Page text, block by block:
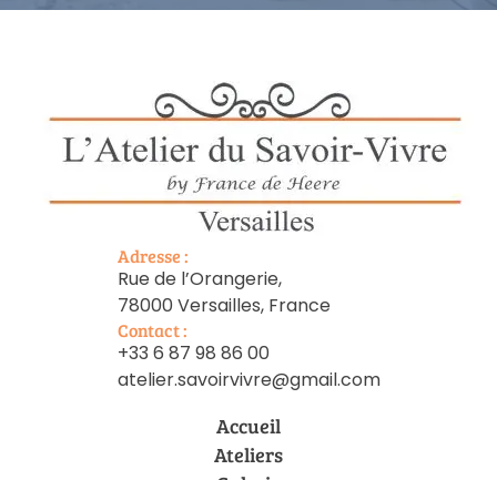
Adresse :
Rue de l’Orangerie,
78000 Versailles, France
Contact :
+33 6 87 98 86 00
atelier.savoirvivre@gmail.com
Accueil
Ateliers